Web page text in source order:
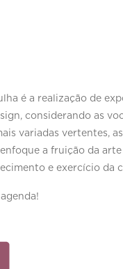
é a realização de
considerando as
variadas vertentes,
a fruição da
e exercício da